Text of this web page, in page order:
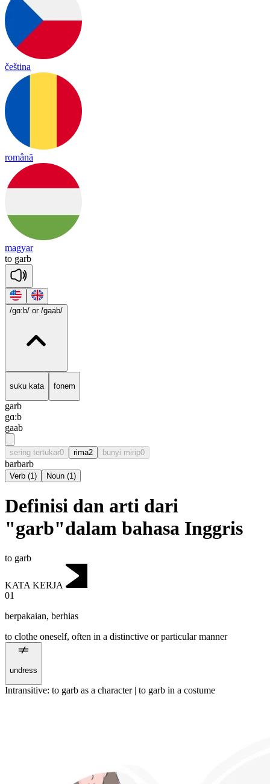
čeština
română
magyar
to garb
/gɑ:b/ or /gaab/
suku kata fonem
garb
gɑ:b
gaab
sering tertukar0 rima2 bunyi mirip0
barbarb
Verb (1) Noun (1)
Definisi dan arti dari
"garb"dalam bahasa Inggris
to garb
KATA KERJA
01
berpakaian, berhias
to clothe oneself, often in a distinctive or particular manner
undress
Intransitive: to garb as a character | to garb in a costume